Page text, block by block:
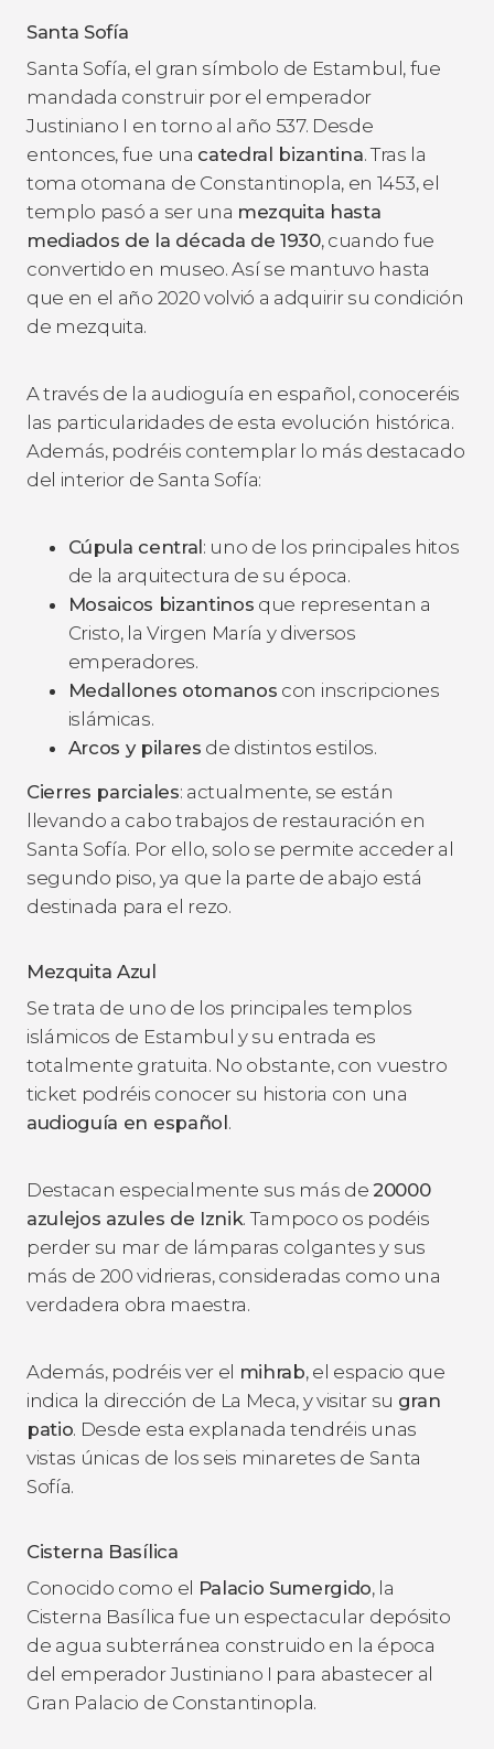
Santa Sofía
Santa Sofía, el gran símbolo de Estambul, fue
mandada construir por el emperador
Justiniano I en torno al año 537. Desde
entonces, fue una catedral bizantina. Tras la
toma otomana de Constantinopla, en 1453, el
templo pasó a ser una mezquita hasta
mediados de la década de 1930, cuando fue
convertido en museo. Así se mantuvo hasta
que en el año 2020 volvió a adquirir su condición
de mezquita.
A través de la audioguía en español, conoceréis
las particularidades de esta evolución histórica.
Además, podréis contemplar lo más destacado
del interior de Santa Sofía:
Cúpula central: uno de los principales hitos
de la arquitectura de su época.
Mosaicos bizantinos que representan a
Cristo, la Virgen María y diversos
emperadores.
Medallones otomanos con inscripciones
islámicas.
Arcos y pilares de distintos estilos.
Cierres parciales: actualmente, se están
llevando a cabo trabajos de restauración en
Santa Sofía. Por ello, solo se permite acceder al
segundo piso, ya que la parte de abajo está
destinada para el rezo.
Mezquita Azul
Se trata de uno de los principales templos
islámicos de Estambul y su entrada es
totalmente gratuita. No obstante, con vuestro
ticket podréis conocer su historia con una
audioguía en español.
Destacan especialmente sus más de20000
azulejos azules de Iznik. Tampoco os podéis
perder su mar de lámparas colgantes y sus
más de 200 vidrieras, consideradas como una
verdadera obra maestra.
Además, podréis ver el mihrab, el espacio que
indica la dirección de La Meca, y visitar su gran
patio. Desde esta explanada tendréis unas
vistas únicas de los seis minaretes de Santa
Sofía.
Cisterna Basílica
Conocido como el Palacio Sumergido, la
Cisterna Basílica fue un espectacular depósito
de agua subterránea construido en la época
del emperador Justiniano I para abastecer al
Gran Palacio de Constantinopla.